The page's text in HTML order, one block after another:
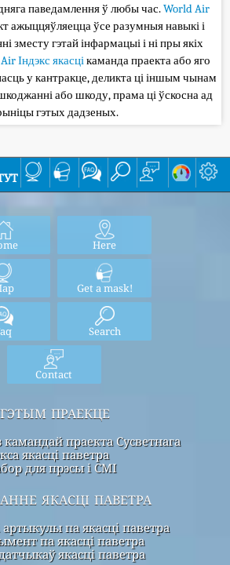
паведамлення ў любы час.World Air
ажыццяўляецца ўсе разумныя навыкі і
зместу гэтай інфармацыі і ні пры якіх
Індэкс якасцікаманда праекта або яго
у кантракце, деликта ці іншым чынам
або шкоду, прама ці ўскосна ад
гэтых дадзеных.
Here
Get a mask!
Search
Contact
праекце
праекта Сусветнага
якасці паветра
для прэсы і СМІ
якасці паветра
артыкулы па якасці паветра
па якасці паветра
якасці паветра